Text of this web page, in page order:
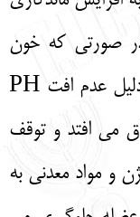
صورتی که خون‌
گیری به صورت کامل انجام نشود به دلیل عدم افت PH
می‌ افتد و توقف
و مواد معدنی به